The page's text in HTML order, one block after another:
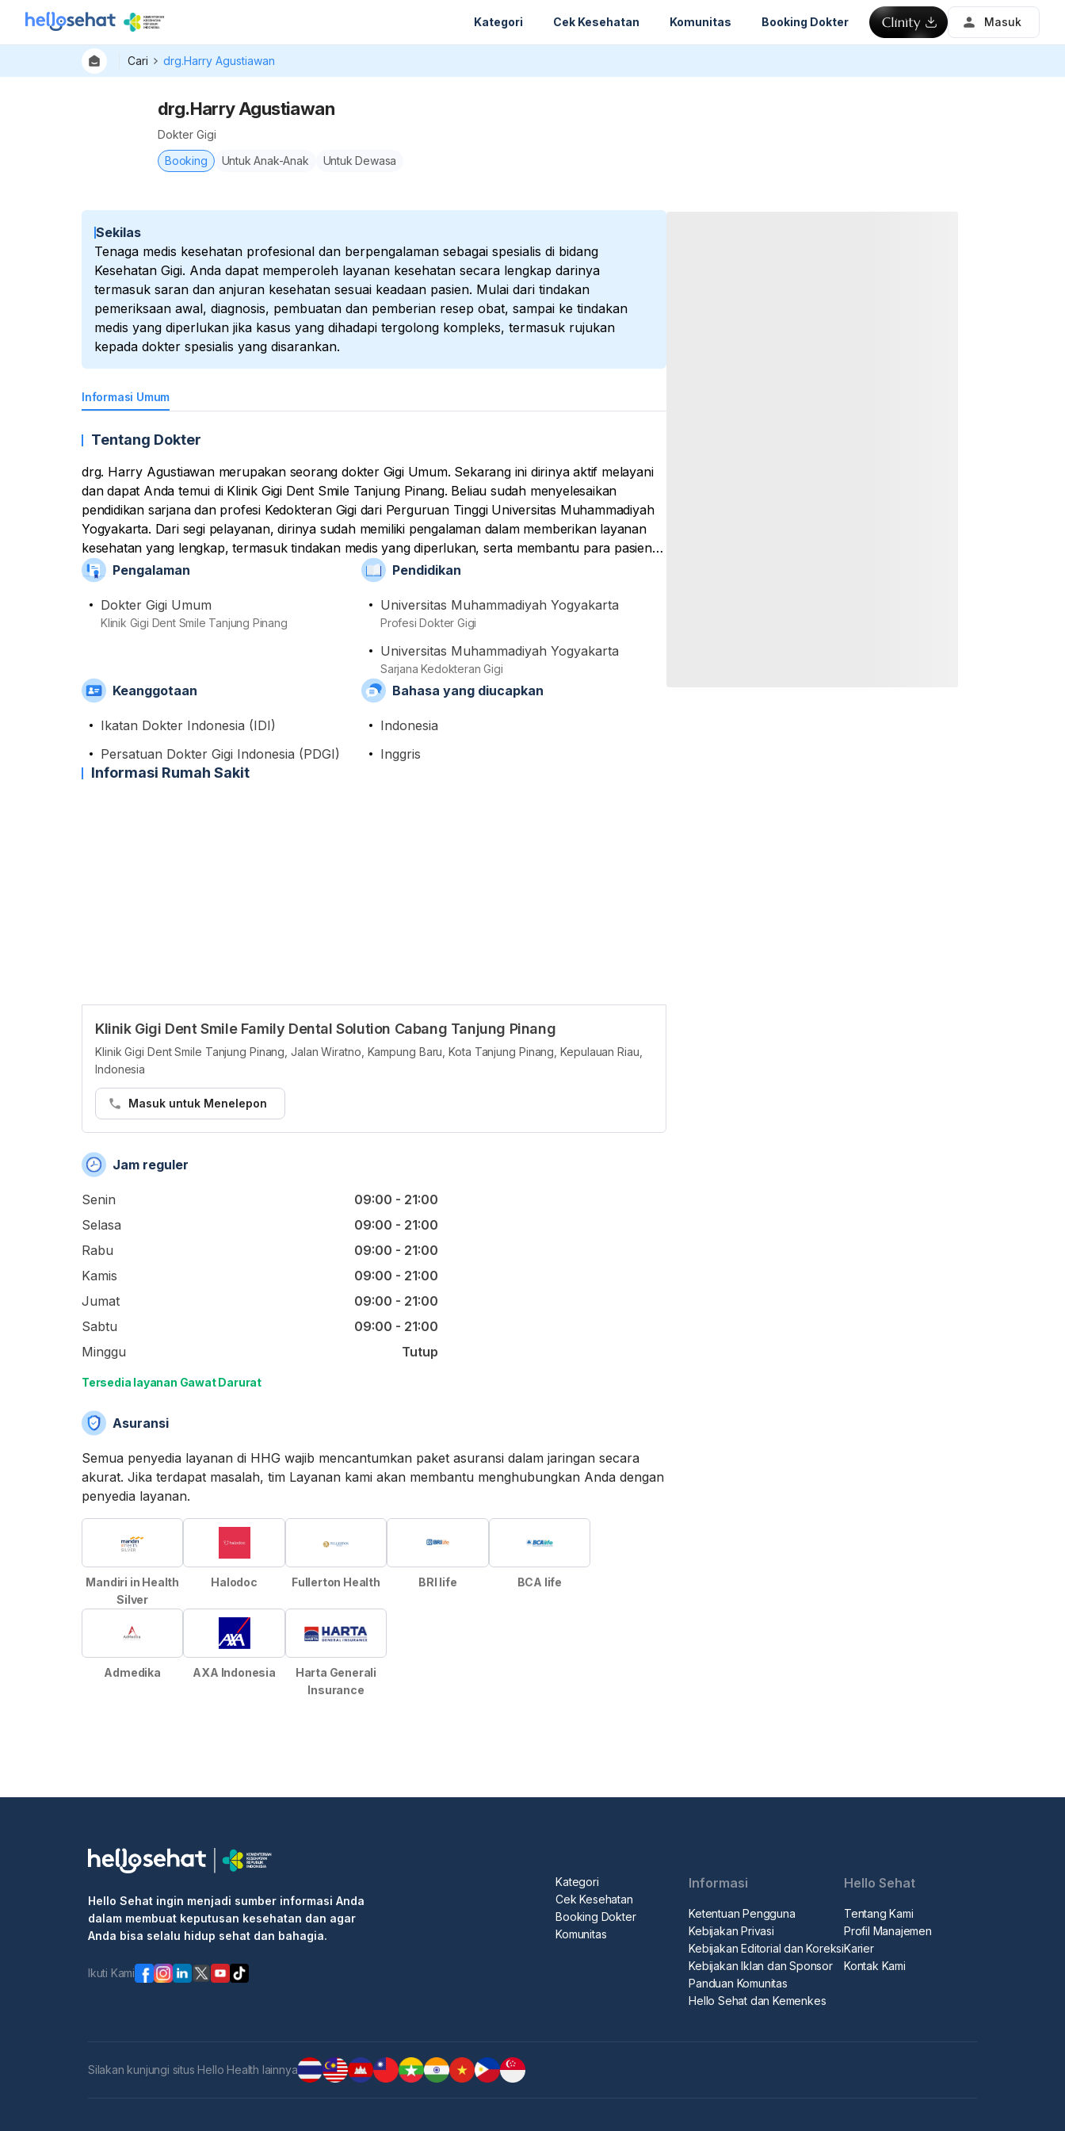
Kategori Cek Kesehatan Komunitas Booking Dokter Masuk
Cari drg.Harry Agustiawan
drg.Harry Agustiawan
Dokter Gigi
Booking
Untuk Anak-Anak Untuk Dewasa
Sekilas
Tenaga medis kesehatan profesional dan berpengalaman sebagai spesialis di bidang
Kesehatan Gigi. Anda dapat memperoleh layanan kesehatan secara lengkap darinya
termasuk saran dan anjuran kesehatan sesuai keadaan pasien. Mulai dari tindakan
pemeriksaan awal, diagnosis, pembuatan dan pemberian resep obat, sampai ke tindakan
medis yang diperlukan jika kasus yang dihadapi tergolong kompleks, termasuk rujukan
kepada dokter spesialis yang disarankan.
Informasi Umum
Tentang Dokter
drg. Harry Agustiawan merupakan seorang dokter Gigi Umum. Sekarang ini dirinya aktif melayani
dan dapat Anda temui di Klinik Gigi Dent Smile Tanjung Pinang. Beliau sudah menyelesaikan
pendidikan sarjana dan profesi Kedokteran Gigi dari Perguruan Tinggi Universitas Muhammadiyah
Yogyakarta. Dari segi pelayanan, dirinya sudah memiliki pengalaman dalam memberikan layanan
kesehatan yang lengkap, termasuk tindakan medis yang diperlukan, serta membantu para pasien
dengan saran dan anjuran bersifat edukatif mengenai kondisi kesehatan pasien. Jika ditemukan
kasus yang kompleks, beliau bisa juga memberikan surat rujukan kepada dokter spesialis. Terakhir
dia pun sudah terdaftar sebagai anggota aktif dari organisasi Ikatan Dokter Indonesia (IDI) dan
Persatuan Dokter Gigi Indonesia (PDGI).
Pengalaman
Dokter Gigi Umum
Klinik Gigi Dent Smile Tanjung Pinang
Pendidikan
Universitas Muhammadiyah Yogyakarta
Profesi Dokter Gigi
Universitas Muhammadiyah Yogyakarta
Sarjana Kedokteran Gigi
Keanggotaan
Ikatan Dokter Indonesia (IDI)
Persatuan Dokter Gigi Indonesia (PDGI)
Bahasa yang diucapkan
Indonesia
Inggris
Informasi Rumah Sakit
Klinik Gigi Dent Smile Family Dental Solution Cabang Tanjung Pinang
Klinik Gigi Dent Smile Tanjung Pinang, Jalan Wiratno, Kampung Baru, Kota Tanjung Pinang, Kepulauan Riau,
Indonesia
Masuk untuk Menelepon
Jam reguler
Senin
09:00 - 21:00
Selasa
09:00 - 21:00
Rabu
09:00 - 21:00
Kamis
09:00 - 21:00
Jumat
09:00 - 21:00
Sabtu
09:00 - 21:00
Minggu
Tutup
Tersedia layanan Gawat Darurat
Asuransi
Semua penyedia layanan di HHG wajib mencantumkan paket asuransi dalam jaringan secara
akurat. Jika terdapat masalah, tim Layanan kami akan membantu menghubungkan Anda dengan
penyedia layanan.
Mandiri in Health
Silver
Halodoc Fullerton Health BRI life BCA life
Admedika AXA Indonesia
Harta Generali
Insurance
Hello Sehat ingin menjadi sumber informasi Anda
dalam membuat keputusan kesehatan dan agar
Anda bisa selalu hidup sehat dan bahagia.
Ikuti Kami
Kategori
Cek Kesehatan
Booking Dokter
Komunitas
Informasi
Ketentuan Pengguna
Kebijakan Privasi
Kebijakan Editorial dan Koreksi
Kebijakan Iklan dan Sponsor
Panduan Komunitas
Hello Sehat dan Kemenkes
Hello Sehat
Tentang Kami
Profil Manajemen
Karier
Kontak Kami
Silakan kunjungi situs Hello Health lainnya